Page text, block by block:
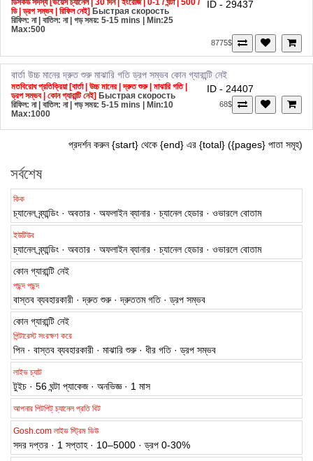
ডিসকর্ড সদস্য [ভয়েস চ্যানেল | 30 দিন | ইংরেজি | 0-1 / ঘন্টা | 500 /
ডি | ড্রপ সম্ভব | রিফিল নেই] Быстрая скорость
রিফিল: না | বাতিল: না | গড় সময়: 5-15 mins
| Min:25
Max:500
ID - 29437
8775$
বার্তা উচ্চ মানের দ্রুত শুরু মাঝারি গতি ড্রপ সম্ভব কোন গ্যারান্টি নেই
মতবিরোধ প্রতিক্রিয়া [বার্তা | উচ্চ মানের | দ্রুত শুরু | মাঝারি গতি |
ড্রপ সম্ভব | কোন গ্যারান্টি নেই] Быстрая скорость
রিফিল: না | বাতিল: না | গড় সময়: 5-15 mins
| Min:10
Max:1000
ID - 24407
68$
প্রদর্শন করুন {start} থেকে {end} এর {total} ({pages} পাতা সমূহ)
সর্বশেষ
কিক
চ্যানেল ব্র্যান্ডিং · অবতার · অফলাইন ব্যানার · চ্যানেল হেডার · ওভারলে বোতাম
ইউটিউব
চ্যানেল ব্র্যান্ডিং · অবতার · অফলাইন ব্যানার · চ্যানেল হেডার · ওভারলে বোতাম
কোন গ্যারান্টি নেই
পছন্দ পছন্দ
বাস্তব ব্যবহারকারী · দ্রুত শুরু · দ্রুততম গতি · ড্রপ সম্ভব
কোন গ্যারান্টি নেই
পিন্টারেস্ট সংরক্ষণ করে
পিন · বাস্তব ব্যবহারকারী · মাঝারি শুরু · ধীর গতি · ড্রপ সম্ভব
লাইভ চ্যাট
টুইচ · 56 ঘন্টা প্যাকেজ · অনভিজ্ঞ · 1 মাস
আপনার পিটপিট্ চ্যানেল প্রতি বিট
Gosh.com লাইভ স্ট্রিম ভিউ
সদর দপ্তর · 1 সপ্তাহ · 10–5000 · ড্রপ 0-30%